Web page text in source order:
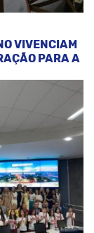
VIVENCIAM
PARA A